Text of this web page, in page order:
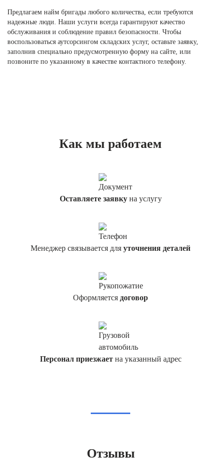
Предлагаем найм бригады любого количества, если требуются
надежные люди. Наши услуги всегда гарантируют качество
обслуживания и соблюдение правил безопасности. Чтобы
воспользоваться аутсорсингом складских услуг, оставьте заявку,
заполнив специально предусмотренную форму на сайте, или
позвоните по указанному в качестве контактного телефону.
Как мы работаем
Оставляете заявкуна услугу
Менеджер связывается для уточнения деталей
Оформляется договор
Персонал приезжаетна указанный адрес
Отзывы